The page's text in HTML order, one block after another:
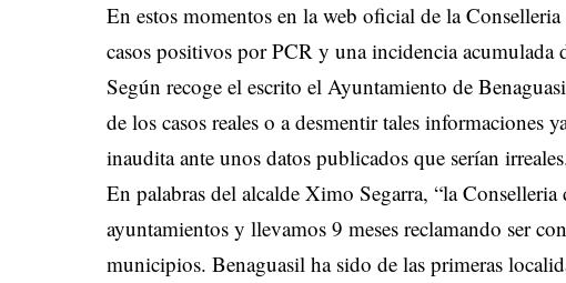
En estos momentos en la web oficial de la
casos positivos por PCR y una incidencia
Según recoge el escrito el Ayuntamiento de
de los casos reales o a desmentir tales informaciones
inaudita ante unos datos publicados que serían
En palabras del alcalde Ximo Segarra, “la
ayuntamientos y llevamos 9 meses reclamando ser
municipios. Benaguasil ha sido de las primeras